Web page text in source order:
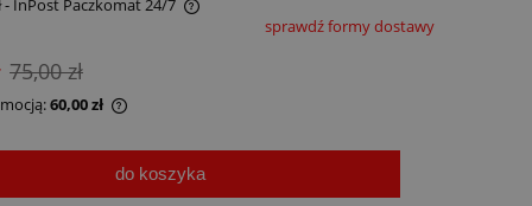
- InPost Paczkomat 24/7
sprawdź formy dostawy
75,00 zł
60,00 zł
do koszyka